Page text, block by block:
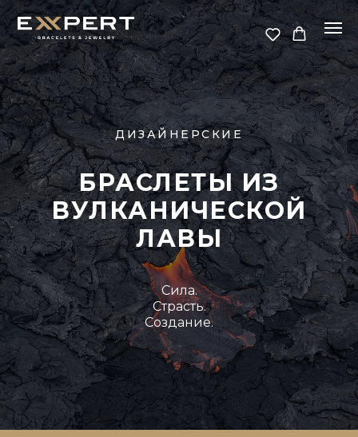
ДИЗАЙНЕРСКИЕ
БРАСЛЕТЫ ИЗ
ВУЛКАНИЧЕСКОЙ
ЛАВЫ
Сила.
Страсть.
Создание.